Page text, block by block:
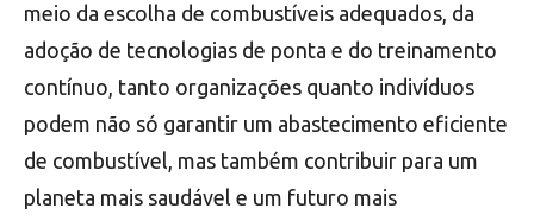
meio da escolha de combustíveis adequados, da
adoção de tecnologias de ponta e do treinamento
contínuo, tanto organizações quanto indivíduos
podem não só garantir um abastecimento eficiente
de combustível, mas também contribuir para um
planeta mais saudável e um futuro mais